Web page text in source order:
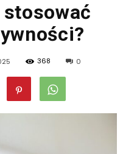
368 0